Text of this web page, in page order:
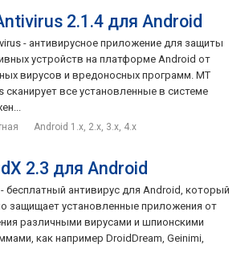
2.1.4 для Android
- антивирусное приложение для защиты
устройств на платформе Android от
вирусов и вредоносных программ. MT
сканирует все установленные в системе
Android 1.x, 2.x, 3.x, 4.x
2.3 для Android
- бесплатный антивирус для Android, который
защищает установленные приложения от
различными вирусами и шпионскими
как например DroidDream, Geinimi,